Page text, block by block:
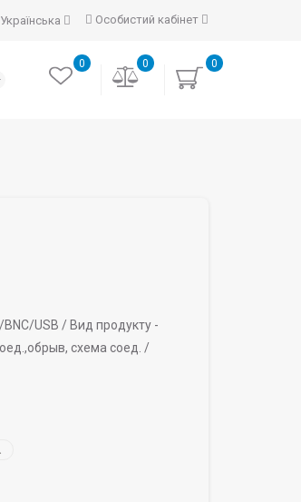
Особистий кабінет
Українська
0
0
0
USB / Вид продукту -
схема соед. /